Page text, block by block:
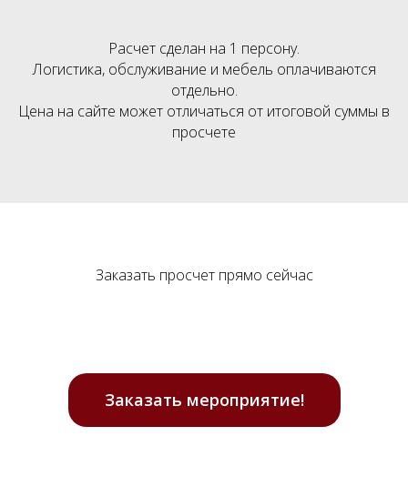
Расчет сделан на 1 персону.
Логистика, обслуживание и мебель оплачиваются
отдельно.
Цена на сайте может отличаться от итоговой суммы в
просчете
Заказать просчет прямо сейчас
Заказать мероприятие!